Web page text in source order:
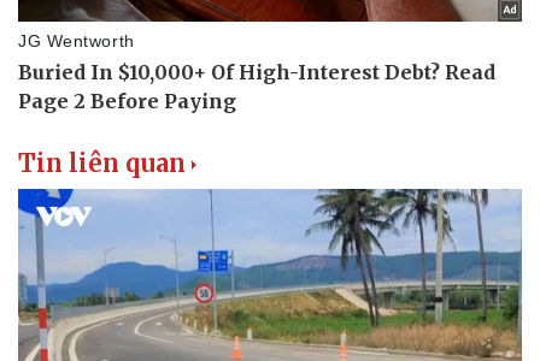
Hậu trường
Tin liên quan